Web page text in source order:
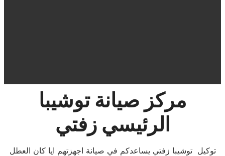
مركز صيانة توشيبا
الرئيسي زفتي
توكيل توشيبا زفتي يساعدكم في صيانة اجهزتهم ايا كان العطل